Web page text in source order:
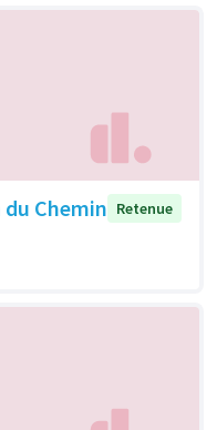
Chemin Retenue